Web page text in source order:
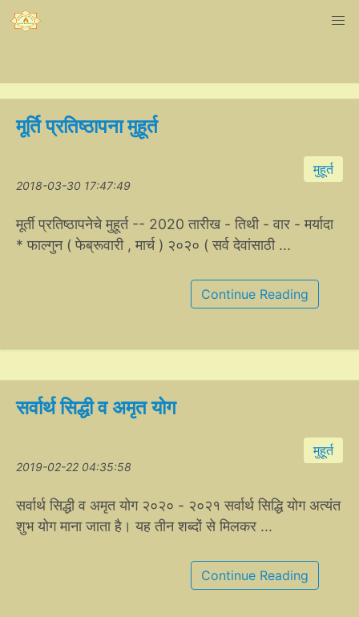
मूर्ति प्रतिष्ठापना मुहूर्त
मुहूर्त
2018-03-30 17:47:49
मूर्ती प्रतिष्ठापनेचे मुहूर्त -- 2020 तारीख - तिथी - वार - मर्यादा
* फाल्गुन ( फेब्रूवारी , मार्च ) २०२० ( सर्व देवांसाठी ...
Continue Reading
सर्वार्थ सिद्धी व अमृत योग
मुहूर्त
2019-02-22 04:35:58
सर्वार्थ सिद्धी व अमृत योग २०२० - २०२१ सर्वार्थ सिद्धि योग अत्यंत
शुभ योग माना जाता है। यह तीन शब्दों से मिलकर ...
Continue Reading